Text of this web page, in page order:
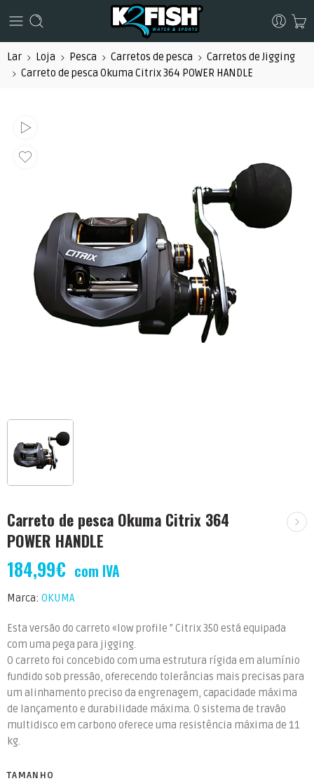
Lar Loja Pesca Carretos de pesca
Carretos de Jigging
Carreto de pesca Okuma Citrix 364 POWER HANDLE
Carreto de pesca Okuma Citrix 364
POWER HANDLE
184,99€ com IVA
Marca: OKUMA
Esta versão do carreto «low profile ” Citrix 350 está equipada
com uma pega para jigging.
O carreto foi concebido com uma estrutura rígida em alumínio
fundido sob pressão, oferecendo tolerâncias mais precisas para
um alinhamento preciso da engrenagem, capacidade máxima
de lançamento e durabilidade máxima. O sistema de travão
multidisco em carbono oferece uma resistência máxima de 11
kg.
TAMANHO